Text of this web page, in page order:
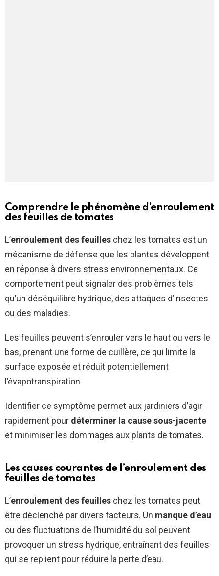
Comprendre le phénomène d’enroulement
des feuilles de tomates
L’enroulement des feuilles chez les tomates est un
mécanisme de défense que les plantes développent
en réponse à divers stress environnementaux. Ce
comportement peut signaler des problèmes tels
qu’un déséquilibre hydrique, des attaques d’insectes
ou des maladies.
Les feuilles peuvent s’enrouler vers le haut ou vers le
bas, prenant une forme de cuillère, ce qui limite la
surface exposée et réduit potentiellement
l’évapotranspiration.
Identifier ce symptôme permet aux jardiniers d’agir
rapidement pour déterminer la cause sous-jacente
et minimiser les dommages aux plants de tomates.
Les causes courantes de l’enroulement des
feuilles de tomates
L’enroulement des feuilles chez les tomates peut
être déclenché par divers facteurs. Un manque d’eau
ou des fluctuations de l’humidité du sol peuvent
provoquer un stress hydrique, entraînant des feuilles
qui se replient pour réduire la perte d’eau.